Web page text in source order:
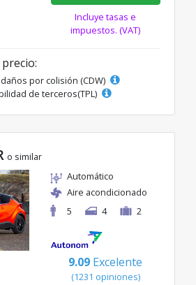
Incluye tasas e
impuestos. (VAT)
por colisión (CDW)
de terceros(TPL)
o similar
Automático
Aire acondicionado
5
4 2
9.09 Excelente
(1231 opiniones)